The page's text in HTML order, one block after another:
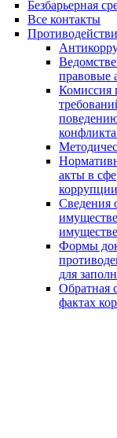
Безбарьерная
Все контакты
правовые
Комиссия
акты в
коррупции
Сведения
имуществе
Формы
для
Обратная
фактах